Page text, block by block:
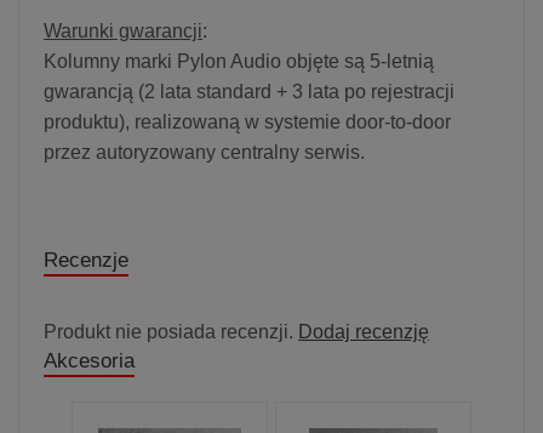
Warunki gwarancji:
Kolumny marki Pylon Audio objęte są 5-letnią
gwarancją (2 lata standard + 3 lata po rejestracji
produktu), realizowaną w systemie door-to-door
przez autoryzowany centralny serwis.
Recenzje
Produkt nie posiada recenzji. Dodaj recenzję
Akcesoria